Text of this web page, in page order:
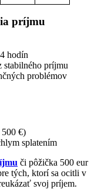
príjmu
hodín
stabilného príjmu
problémov
500 €)
splatením
či pôžička 500 eur
tých, ktorí sa ocitli v
svoj príjem.